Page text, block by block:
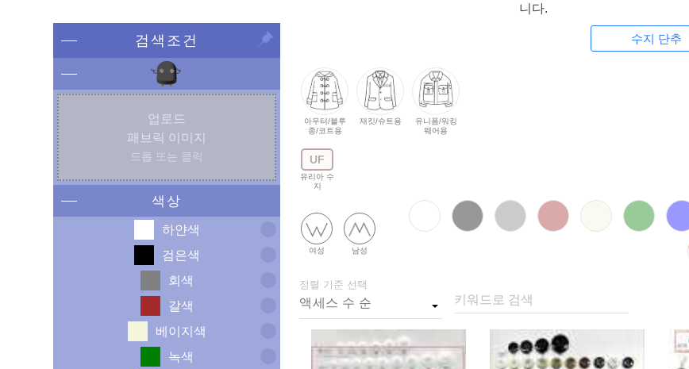
니다.
검색조건
업로드
패브릭 이미지
드롭 또는 클릭
색상
하얀색
검은색
회색
갈색
베이지색
녹색
수지 단추
아우터/블루
종/코트용
재킷/슈트용
유니폼/워킹
웨어용
UF
유리아 수
지
여성 남성
정렬 기준 선택
키워드로 검색